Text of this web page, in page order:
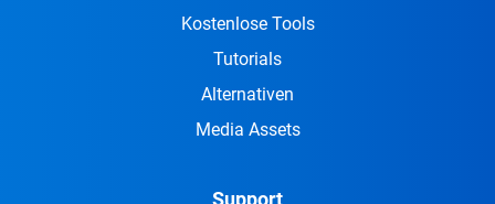
Kostenlose Tools
Tutorials
Alternativen
Media Assets
Support